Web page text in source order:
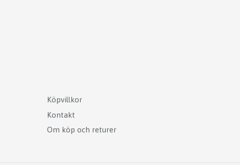
Köpvillkor
Kontakt
Om köp och returer